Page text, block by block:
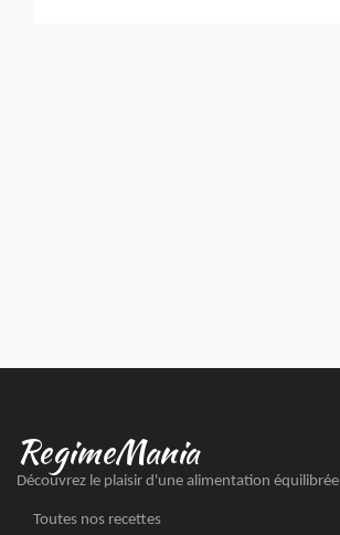
RegimeMania
Découvrez le plaisir d'une alimentation équilibrée
Toutes nos recettes